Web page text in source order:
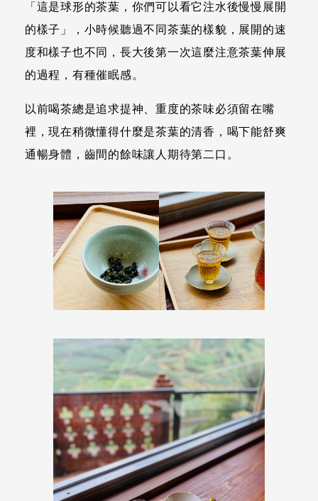
「這是球形的茶葉，你們可以看它注水後慢慢展開
的樣子」，小時候聽過不同茶葉的樣貌，展開的速
度和樣子也不同，長大後第一次這麼注意茶葉伸展
的過程，有種催眠感。
以前喝茶總是追求提神、重度的茶味必須留在嘴
裡，現在稍微懂得什麼是茶葉的清香，喝下能舒爽
通暢身體，齒間的餘味讓人期待第二口。